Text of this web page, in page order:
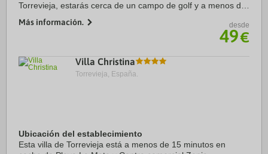
Torrevieja, estarás cerca de un campo de golf y a menos de
y Playa La Zenia. Además, este ...
Más información. desde
49€
Villa Christina
Torrevieja, España.
Ubicación del establecimiento
Esta villa de Torrevieja está a menos de 15 minutos en